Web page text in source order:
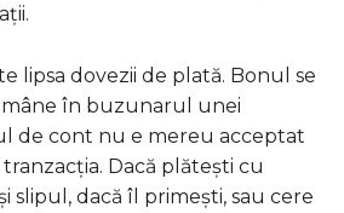
lipsa dovezii de plată. Bonul se
în buzunarul unei
de cont nu e mereu acceptat
Dacă plătești cu
slipul, dacă îl primești, sau cere